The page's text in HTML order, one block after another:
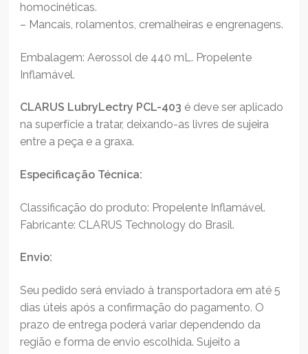
homocinéticas.
– Mancais, rolamentos, cremalheiras e engrenagens.
Embalagem: Aerossol de 440 mL. Propelente
Inflamável.
CLARUS LubryLectry PCL-403 é deve ser aplicado
na superfície a tratar, deixando-as livres de sujeira
entre a peça e a graxa.
Especificação Técnica:
Classificação do produto: Propelente Inflamável.
Fabricante: CLARUS Technology do Brasil.
Envio:
Seu pedido será enviado à transportadora em até 5
dias úteis após a confirmação do pagamento. O
prazo de entrega poderá variar dependendo da
região e forma de envio escolhida. Sujeito a